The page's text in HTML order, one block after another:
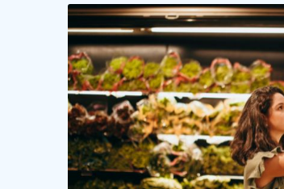
¿Cómo funciona
Tiendanube? Aprende a
crear y usar una tienda
¿Cómo es comprar en
Tiendanube? Conocé
Nube para vender más